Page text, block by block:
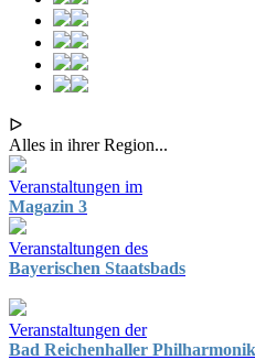
ᐅ
Alles in ihrer Region...
Veranstaltungen im
Magazin 3
Veranstaltungen des
Bayerischen Staatsbads
Veranstaltungen der
Bad Reichenhaller